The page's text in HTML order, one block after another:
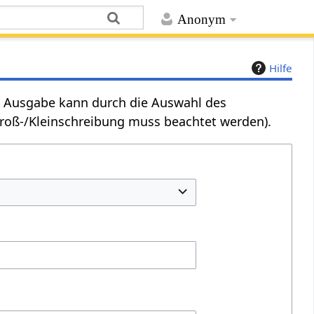
Anonym
Hilfe
kann durch die Auswahl des
Kleinschreibung muss beachtet werden).